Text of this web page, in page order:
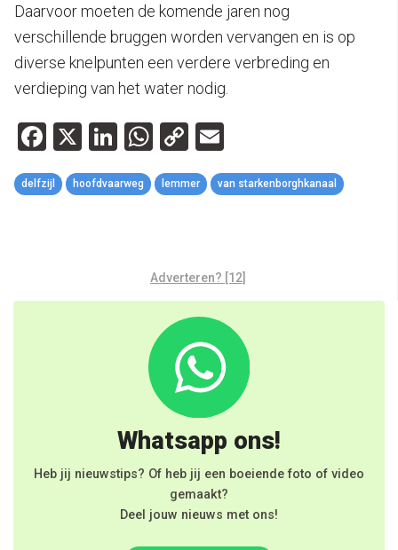
Daarvoor moeten de komende jaren nog
verschillende bruggen worden vervangen en is op
diverse knelpunten een verdere verbreding en
verdieping van het water nodig.
Facebook
X LinkedIn
WhatsApp
Copy
Link
delfzijl hoofdvaarweg lemmer van starkenborghkanaal
Adverteren? [12]
Whatsapp ons!
Heb jij nieuwstips? Of heb jij een boeiende foto of video
gemaakt?
Deel jouw nieuws met ons!